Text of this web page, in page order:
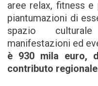
aree relax, fitness
piantumazioni di
spazio
manifestazioni ed
è 930 mila euro,
contributo